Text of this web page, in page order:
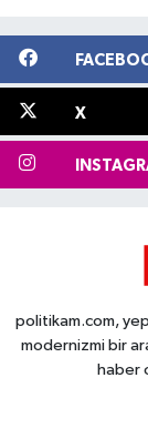
X
politikam.com,
modernizmi bir
haber